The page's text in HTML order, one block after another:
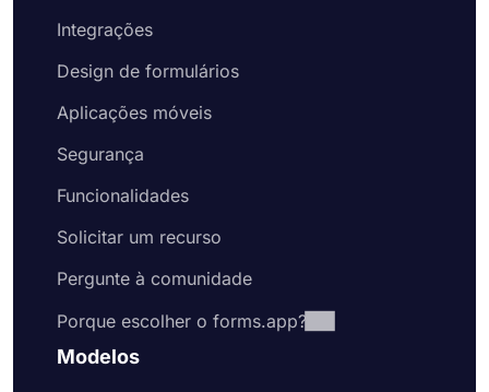
Integrações
Design de formulários
Aplicações móveis
Segurança
Funcionalidades
Solicitar um recurso
Pergunte à comunidade
Porque escolher o forms.app?
Modelos